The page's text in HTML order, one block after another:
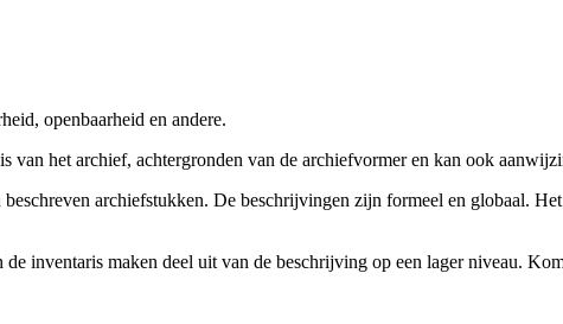
openbaarheid en andere.
van het archief, achtergronden van de archiefvormer en kan ook
archiefstukken. De beschrijvingen zijn formeel en globaal.
inventaris maken deel uit van de beschrijving op een lager niveau.